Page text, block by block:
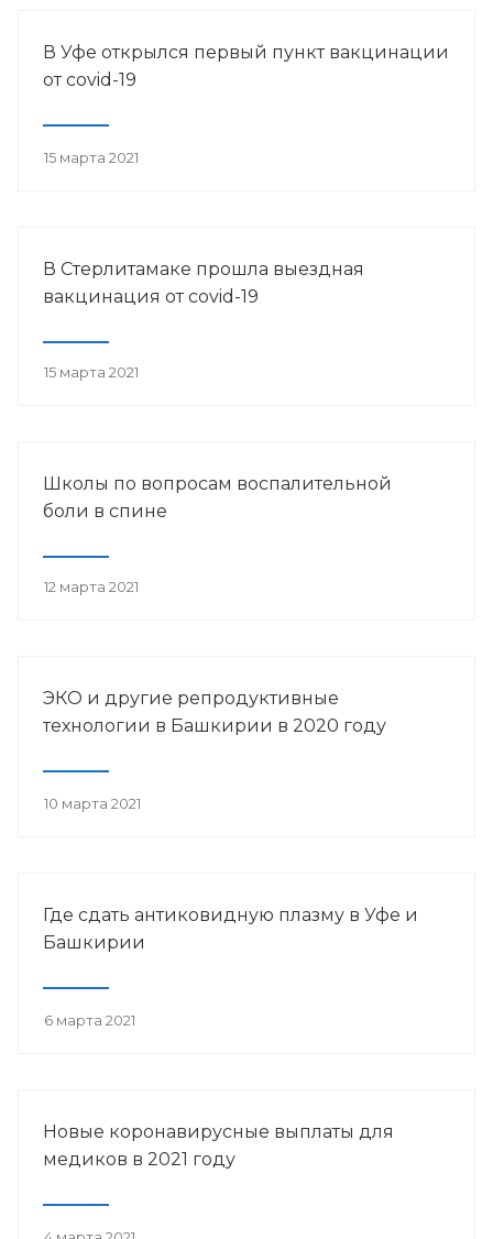
В Уфе открылся первый пункт вакцинации
от сovid-19
15 марта 2021
В Стерлитамаке прошла выездная
вакцинация от covid-19
15 марта 2021
Школы по вопросам воспалительной
боли в спине
12 марта 2021
ЭКО и другие репродуктивные
технологии в Башкирии в 2020 году
10 марта 2021
Где сдать антиковидную плазму в Уфе и
Башкирии
6 марта 2021
Новые коронавирусные выплаты для
медиков в 2021 году